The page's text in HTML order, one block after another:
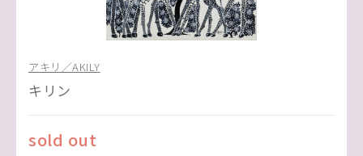
アキリ／AKILY
キリン
sold out